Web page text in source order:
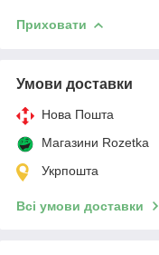
Приховати
Умови доставки
Нова Пошта
Магазини Rozetka
Укрпошта
Всі умови доставки